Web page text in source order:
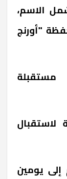
الاسم،
"أورنج
إلى يومين